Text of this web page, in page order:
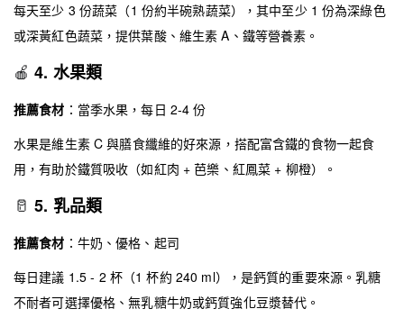
每天至少 3 份蔬菜（1 份約半碗熟蔬菜），其中至少 1 份為深綠色
或深黃紅色蔬菜，提供葉酸、維生素 A、鐵等營養素。
🍎 4. 水果類
推薦食材 ：當季水果，每日 2-4 份
水果是維生素 C 與膳食纖維的好來源，搭配富含鐵的食物一起食
用，有助於鐵質吸收（如紅肉 + 芭樂、紅鳳菜 + 柳橙）。
🥛 5. 乳品類
推薦食材 ：牛奶、優格、起司
每日建議 1.5 - 2 杯（1 杯約 240 ml），是鈣質的重要來源。乳糖
不耐者可選擇優格、無乳糖牛奶或鈣質強化豆漿替代。